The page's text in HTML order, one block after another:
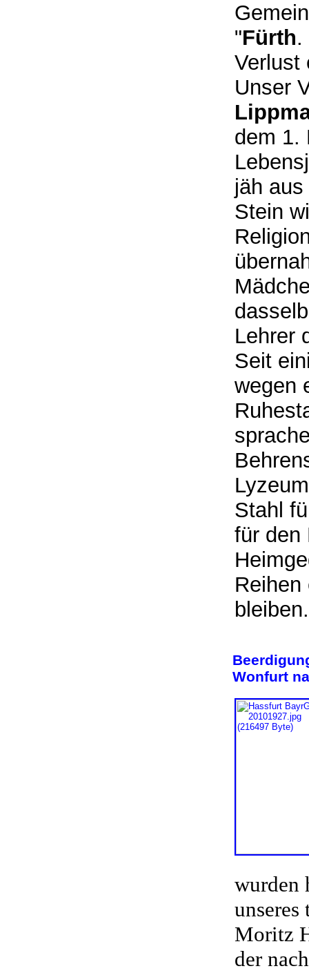
"Fürth.
Verlust
Unser
dem 1.
jäh
Stein
Lehrer
Seit
wegen
Stahl
für den
Reihen
Wonfurt
wurden
unseres
Moritz
der